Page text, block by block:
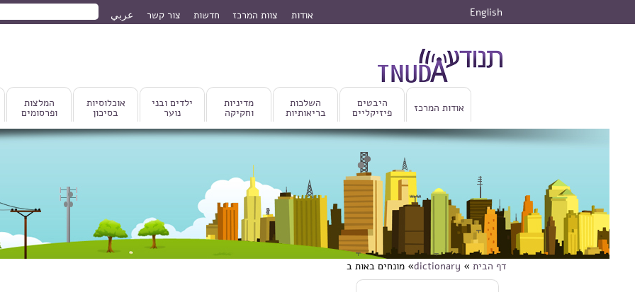
טופס חיפוש
חיפוש אודות צוות המרכז חדשות צור קשר عربي English
אודות המרכז היבטים
פיזיקליים
השלכות
בריאותיות
מדיניות
וחקיקה
ילדים ובני
נוער
אוכלוסיות
בסיכון
המלצות
ופרסומים
הינך נמצא כאן
דף הבית »
dictionary» מונחים באות ב